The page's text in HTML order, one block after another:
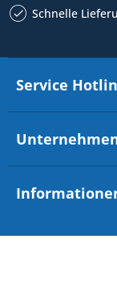
Schnelle
Service